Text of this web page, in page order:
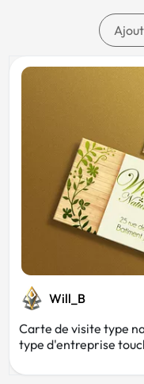
Mode
Animaux
Boulangerie
Will_B
Carte de visite type
type d'entreprise